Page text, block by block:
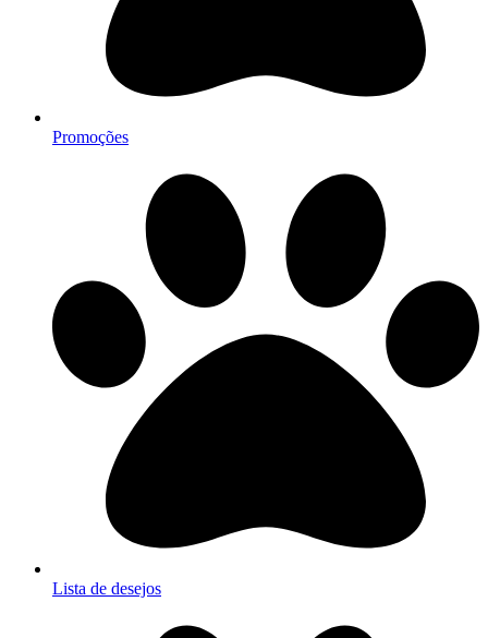
Promoções
Lista de desejos